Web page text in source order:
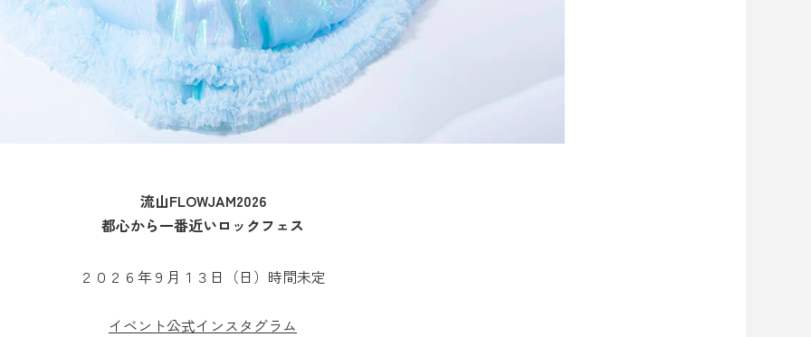
流山FLOWJAM2026
都心から一番近いロックフェス
２０２６年９月１３日（日）時間未定
イベント公式インスタグラム